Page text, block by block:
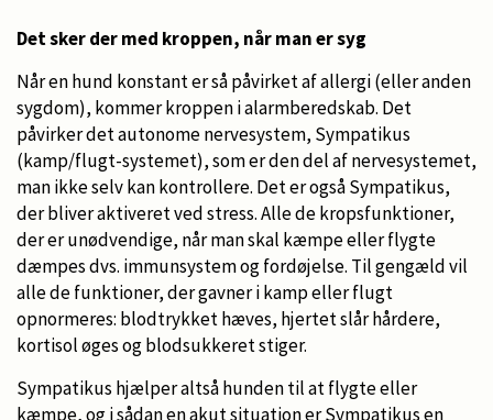
Det sker der med kroppen, når man er syg
Når en hund konstant er så påvirket af allergi (eller anden
sygdom), kommer kroppen i alarmberedskab. Det
påvirker det autonome nervesystem, Sympatikus
(kamp/flugt-systemet), som er den del af nervesystemet,
man ikke selv kan kontrollere. Det er også Sympatikus,
der bliver aktiveret ved stress. Alle de kropsfunktioner,
der er unødvendige, når man skal kæmpe eller flygte
dæmpes dvs. immunsystem og fordøjelse. Til gengæld vil
alle de funktioner, der gavner i kamp eller flugt
opnormeres: blodtrykket hæves, hjertet slår hårdere,
kortisol øges og blodsukkeret stiger.
Sympatikus hjælper altså hunden til at flygte eller
kæmpe, og i sådan en akut situation er Sympatikus en